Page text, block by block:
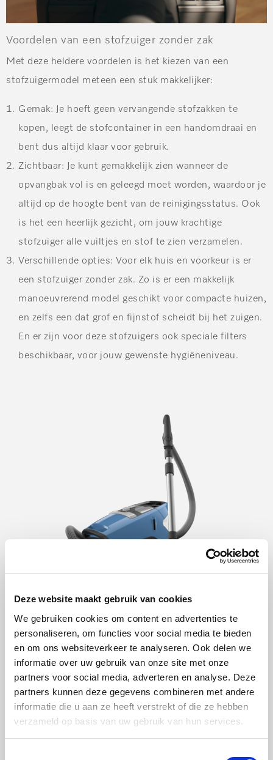
Deze website maakt gebruik van cookies
We gebruiken cookies om content en advertenties te
personaliseren, om functies voor social media te bieden
en om ons websiteverkeer te analyseren. Ook delen we
informatie over uw gebruik van onze site met onze
partners voor social media, adverteren en analyse. Deze
partners kunnen deze gegevens combineren met andere
informatie die u aan ze heeft verstrekt of die ze hebben
verzameld op basis van uw gebruik van hun services.
Voordelen van een stofzuiger zonder zak
Met deze heldere voordelen is het kiezen van een
stofzuigermodel meteen een stuk makkelijker:
Gemak: Je hoeft geen vervangende stofzakken te
kopen, leegt de stofcontainer in een handomdraai en
bent dus altijd klaar voor gebruik.
Zichtbaar: Je kunt gemakkelijk zien wanneer de
opvangbak vol is en geleegd moet worden, waardoor je
altijd op de hoogte bent van de reinigingsstatus. Ook
is het een heerlijk gezicht, om jouw krachtige
stofzuiger alle vuiltjes en stof te zien verzamelen.
Verschillende opties: Voor elk huis en voorkeur is er
een stofzuiger zonder zak. Zo is er een makkelijk
manoeuvrerend model geschikt voor compacte huizen,
en zelfs een dat grof en fijnstof scheidt bij het zuigen.
En er zijn voor deze stofzuigers ook speciale filters
beschikbaar, voor jouw gewenste hygiëneniveau.
Miele Blizzard CX1
De Miele Blizzard CX1 biedt een indrukwekkende
zuigkracht dankzij het Mono-Cyclone-systeem, dat zorgt
voor een efficiënte scheiding van stof en vuil zonder het
gebruik van een traditionele stofzak. Het legen van de
stofcontainer is eenvoudig en hygiënisch, waardoor het
een handige keuze is voor drukke huishoudens die op
zoek zijn naar gemak en prestaties zonder stofzuigen met